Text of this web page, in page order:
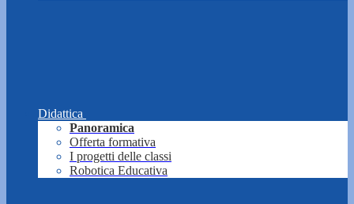
Didattica
Panoramica
Offerta formativa
I progetti delle classi
Robotica Educativa